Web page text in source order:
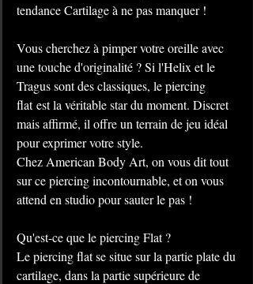
tendance Cartilage à ne pas manquer !
Vous cherchez à pimper votre oreille avec
une touche d'originalité ? Si l'Helix et le
Tragus sont des classiques, le piercing
flat est la véritable star du moment. Discret
mais affirmé, il offre un terrain de jeu idéal
pour exprimer votre style.
Chez American Body Art, on vous dit tout
sur ce piercing incontournable, et on vous
attend en studio pour sauter le pas !
Qu'est-ce que le piercing Flat ?
Le piercing flat se situe sur la partie plate du
cartilage, dans la partie supérieure de